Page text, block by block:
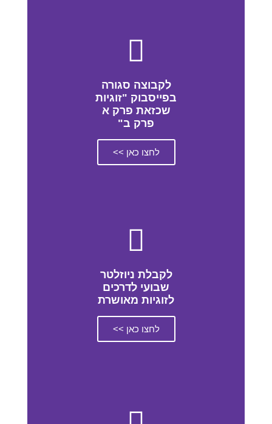
לקבוצה סגורה
בפייסבוק "זוגיות
שכזאת פרק א
פרק ב"
לחצו כאן >>
לקבלת ניוזלטר
שבועי לדרכים
לזוגיות מאושרת
לחצו כאן >>